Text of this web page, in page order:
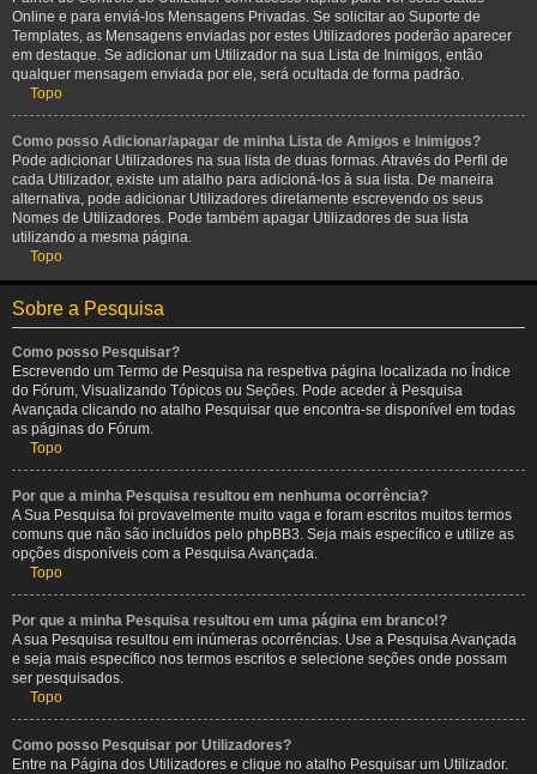
Online e para enviá-los Mensagens Privadas. Se solicitar ao Suporte de
Templates, as Mensagens enviadas por estes Utilizadores poderão aparecer
em destaque. Se adicionar um Utilizador na sua Lista de Inimigos, então
qualquer mensagem enviada por ele, será ocultada de forma padrão.
Topo
Como posso Adicionar/apagar de minha Lista de Amigos e Inimigos?
Pode adicionar Utilizadores na sua lista de duas formas. Através do Perfil de
cada Utilizador, existe um atalho para adicioná-los à sua lista. De maneira
alternativa, pode adicionar Utilizadores diretamente escrevendo os seus
Nomes de Utilizadores. Pode também apagar Utilizadores de sua lista
utilizando a mesma página.
Topo
Sobre a Pesquisa
Como posso Pesquisar?
Escrevendo um Termo de Pesquisa na respetiva página localizada no Índice
do Fórum, Visualizando Tópicos ou Seções. Pode aceder à Pesquisa
Avançada clicando no atalho Pesquisar que encontra-se disponível em todas
as páginas do Fórum.
Topo
Por que a minha Pesquisa resultou em nenhuma ocorrência?
A Sua Pesquisa foi provavelmente muito vaga e foram escritos muitos termos
comuns que não são incluídos pelo phpBB3. Seja mais específico e utilize as
opções disponíveis com a Pesquisa Avançada.
Topo
Por que a minha Pesquisa resultou em uma página em branco!?
A sua Pesquisa resultou em inúmeras ocorrências. Use a Pesquisa Avançada
e seja mais específico nos termos escritos e selecione seções onde possam
ser pesquisados.
Topo
Como posso Pesquisar por Utilizadores?
Entre na Página dos Utilizadores e clique no atalho Pesquisar um Utilizador.